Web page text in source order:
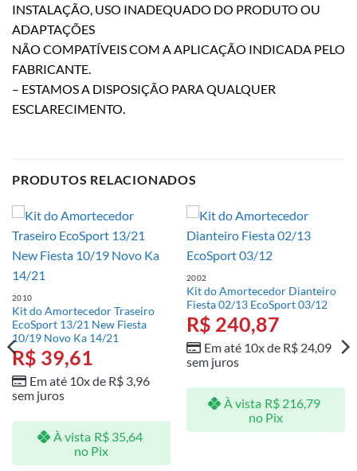
INSTALAÇÃO, USO INADEQUADO DO PRODUTO OU
ADAPTAÇÕES
NÃO COMPATÍVEIS COM A APLICAÇÃO INDICADA PELO
FABRICANTE.
– ESTAMOS A DISPOSIÇÃO PARA QUALQUER
ESCLARECIMENTO.
PRODUTOS RELACIONADOS
2010
Kit do Amortecedor Traseiro
EcoSport 13/21 New Fiesta
10/19 Novo Ka 14/21
R$ 39,61
Em até 10x de R$3,96
sem juros
À vista R$35,64
no Pix
2002
Kit do Amortecedor Dianteiro
Fiesta 02/13 EcoSport 03/12
R$ 240,87
Em até 10x de R$24,09
sem juros
À vista R$ 216,79
no Pix